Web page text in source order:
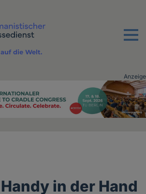
Menu
die Welt.
Anzeige
in der Hand